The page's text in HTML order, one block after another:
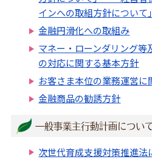
インへの取組方針について」
金融円滑化への取組み
マネー・ローンダリング等
の対応に関する基本方針
お客さま本位の業務運営に
金融商品の勧誘方針
一般事業主行動計画につい
次世代育成支援対策推進法